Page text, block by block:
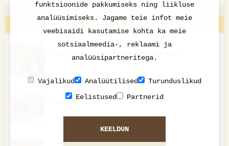
VAATA VEEL
Kana-aedvilja-ananassi vokiroog
Mehhiko riis
funktsioonide pakkumiseks ning liikluse
analüüsimiseks. Jagame teie infot meie
veebisaidi kasutamise kohta ka meie
sotsiaalmeedia-, reklaami ja
analüüsipartneritega.
Vajalikud Analüütilised
Turunduslikud
Eelistused
Partnerid
KEELDUN